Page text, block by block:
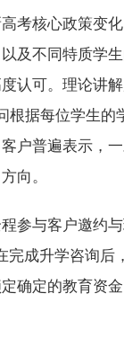
考核心政策变
及不同特质学
认可。理论讲
据每位学生的
户普遍表示，
向。
参与客户邀约
成升学咨询后
确定的教育资